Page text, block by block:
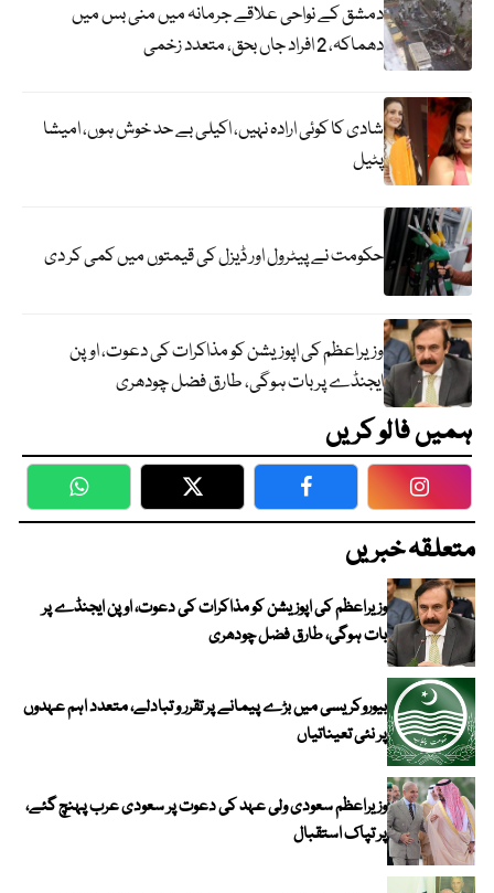
دمشق کے نواحی علاقے جرمانہ میں منی بس میں
دھماکہ، 2 افراد جاں بحق، متعدد زخمی
شادی کا کوئی ارادہ نہیں، اکیلی بے حد خوش ہوں، امیشا
پٹیل
حکومت نے پیٹرول اور ڈیزل کی قیمتوں میں کمی کر دی
وزیراعظم کی اپوزیشن کو مذاکرات کی دعوت، اوپن
ایجنڈے پر بات ہوگی، طارق فضل چودھری
ہمیں فالو کریں
WhatsApp Twitter Facebook
متعلقہ خبریں
وزیراعظم کی اپوزیشن کو مذاکرات کی دعوت، اوپن ایجنڈے پر
بات ہوگی، طارق فضل چودھری
بیوروکریسی میں بڑے پیمانے پر تقرر و تبادلے، متعدد اہم عہدوں
پر نئی تعیناتیاں
وزیراعظم سعودی ولی عہد کی دعوت پر سعودی عرب پہنچ گئے،
پر تپاک استقبال